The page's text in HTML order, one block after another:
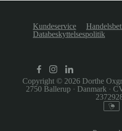
Kundeservice
Databeskyttelsespolitik
Copyright © 2026 Dorthe
2750 Ballerup · Danmark ·